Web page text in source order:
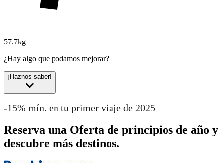
57.7kg
¿Hay algo que podamos mejorar?
¡Haznos saber!
-15% mín. en tu primer viaje de 2025
Reserva una Oferta de principios de año y
descubre más destinos.